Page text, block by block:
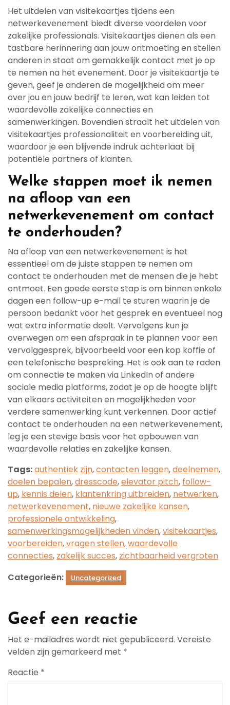
Het uitdelen van visitekaartjes tijdens een
netwerkevenement biedt diverse voordelen voor
zakelijke professionals. Visitekaartjes dienen als een
tastbare herinnering aan jouw ontmoeting en stellen
anderen in staat om gemakkelijk contact met je op
te nemen na het evenement. Door je visitekaartje te
geven, geef je anderen de mogelijkheid om meer
over jou en jouw bedrijf te leren, wat kan leiden tot
waardevolle zakelijke connecties en
samenwerkingen. Bovendien straalt het uitdelen van
visitekaartjes professionaliteit en voorbereiding uit,
waardoor je een blijvende indruk achterlaat bij
potentiële partners of klanten.
Welke stappen moet ik nemen
na afloop van een
netwerkevenement om contact
te onderhouden?
Na afloop van een netwerkevenement is het
essentieel om de juiste stappen te nemen om
contact te onderhouden met de mensen die je hebt
ontmoet. Een goede eerste stap is om binnen enkele
dagen een follow-up e-mail te sturen waarin je de
persoon bedankt voor het gesprek en eventueel nog
wat extra informatie deelt. Vervolgens kun je
overwegen om een afspraak in te plannen voor een
vervolggesprek, bijvoorbeeld voor een kop koffie of
een telefonische bespreking. Het is ook aan te raden
om connectie te maken via LinkedIn of andere
sociale media platforms, zodat je op de hoogte blijft
van elkaars activiteiten en mogelijkheden voor
verdere samenwerking kunt verkennen. Door actief
contact te onderhouden na een netwerkevenement,
leg je een stevige basis voor het opbouwen van
waardevolle relaties en zakelijke kansen.
Tags:authentiek zijn,contacten leggen,deelnemen,
doelen bepalen,dresscode,elevator pitch, follow-
up, kennis delen, klantenkring uitbreiden, netwerken,
netwerkevenement, nieuwe zakelijke kansen,
professionele ontwikkeling,
samenwerkingsmogelijkheden vinden,visitekaartjes,
voorbereiden,vragen stellen,waardevolle
connecties, zakelijk succes, zichtbaarheid vergroten
Categorieën:
Uncategorized
Geef een reactie
Het e-mailadres wordt niet gepubliceerd. Vereiste
velden zijn gemarkeerd met *
Reactie *